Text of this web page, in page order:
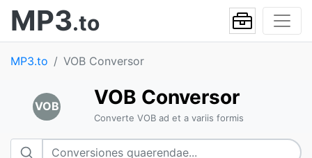
MP3.to
MP3.to VOB Conversor
VOB VOB Conversor
Converte VOB ad et a variis formis